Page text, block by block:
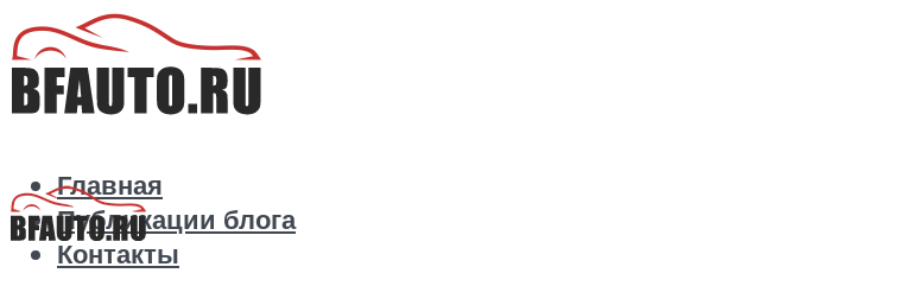
Главная
Публикации блога
Контакты